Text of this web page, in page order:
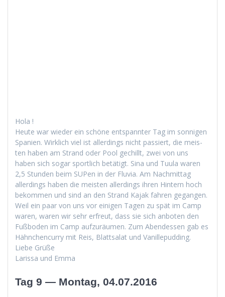
Hola !
Heute war wieder ein schöne entspan­nter Tag im son­ni­gen
Spanien. Wirk­lich viel ist allerd­ings nicht passiert, die meis­
ten haben am Strand oder Pool gechillt, zwei von uns
haben sich sog­ar sportlich betätigt. Sina und Tuu­la waren
2,5 Stun­den beim SUPen in der Flu­via. Am Nach­mit­tag
allerd­ings haben die meis­ten allerd­ings ihren Hin­tern hoch
bekom­men und sind an den Strand Kajak fahren gegan­gen.
Weil ein paar von uns vor eini­gen Tagen zu spät im Camp
waren, waren wir sehr erfreut, dass sie sich anboten den
Fuß­bo­den im Camp aufzuräu­men. Zum Aben­dessen gab es
Häh­nchen­cur­ry mit Reis, Blattsalat und Vanillepudding.
Liebe Grüße
Laris­sa und Emma
Tag 9 — Montag, 04.07.2016